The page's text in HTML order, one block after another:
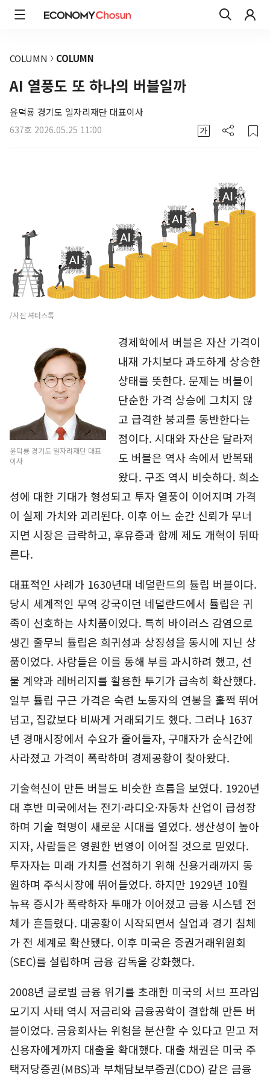
COLUMN COLUMN
AI 열풍도 또 하나의 버블일까
윤덕룡 경기도 일자리재단 대표이사
637호 2026.05.25 11:00
/사진 셔터스톡
윤덕룡 경기도 일자리재단 대표
이사
경제학에서 버블은 자산 가격이
내재 가치보다 과도하게 상승한
상태를 뜻한다. 문제는 버블이
단순한 가격 상승에 그치지 않
고 급격한 붕괴를 동반한다는
점이다. 시대와 자산은 달라져
도 버블은 역사 속에서 반복돼
왔다. 구조 역시 비슷하다. 희소
성에 대한 기대가 형성되고 투자 열풍이 이어지며 가격
이 실제 가치와 괴리된다. 이후 어느 순간 신뢰가 무너
지면 시장은 급락하고, 후유증과 함께 제도 개혁이 뒤따
른다.
대표적인 사례가 1630년대 네덜란드의 튤립 버블이다.
당시 세계적인 무역 강국이던 네덜란드에서 튤립은 귀
족이 선호하는 사치품이었다. 특히 바이러스 감염으로
생긴 줄무늬 튤립은 희귀성과 상징성을 동시에 지닌 상
품이었다. 사람들은 이를 통해 부를 과시하려 했고, 선
물 계약과 레버리지를 활용한 투기가 급속히 확산했다.
일부 튤립 구근 가격은 숙련 노동자의 연봉을 훌쩍 뛰어
넘고, 집값보다 비싸게 거래되기도 했다. 그러나 1637
년 경매시장에서 수요가 줄어들자, 구매자가 순식간에
사라졌고 가격이 폭락하며 경제공황이 찾아왔다.
기술혁신이 만든 버블도 비슷한 흐름을 보였다. 1920년
대 후반 미국에서는 전기·라디오·자동차 산업이 급성장
하며 기술 혁명이 새로운 시대를 열었다. 생산성이 높아
지자, 사람들은 영원한 번영이 이어질 것으로 믿었다.
투자자는 미래 가치를 선점하기 위해 신용거래까지 동
원하며 주식시장에 뛰어들었다. 하지만 1929년 10월
뉴욕 증시가 폭락하자 투매가 이어졌고 금융 시스템 전
체가 흔들렸다. 대공황이 시작되면서 실업과 경기 침체
가 전 세계로 확산됐다. 이후 미국은 증권거래위원회
(SEC)를 설립하며 금융 감독을 강화했다.
2008년 글로벌 금융 위기를 초래한 미국의 서브 프라임
모기지 사태 역시 저금리와 금융공학이 결합해 만든 버
블이었다. 금융회사는 위험을 분산할 수 있다고 믿고 저
신용자에게까지 대출을 확대했다. 대출 채권은 미국 주
택저당증권(MBS)과 부채담보부증권(CDO) 같은 금융